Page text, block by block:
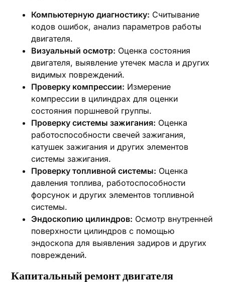
Компьютерную диагностику: Считывание
кодов ошибок, анализ параметров работы
двигателя.
Визуальный осмотр: Оценка состояния
двигателя, выявление утечек масла и других
видимых повреждений.
Проверку компрессии: Измерение
компрессии в цилиндрах для оценки
состояния поршневой группы.
Проверку системы зажигания: Оценка
работоспособности свечей зажигания,
катушек зажигания и других элементов
системы зажигания.
Проверку топливной системы: Оценка
давления топлива, работоспособности
форсунок и других элементов топливной
системы.
Эндоскопию цилиндров: Осмотр внутренней
поверхности цилиндров с помощью
эндоскопа для выявления задиров и других
повреждений.
Капитальный ремонт двигателя